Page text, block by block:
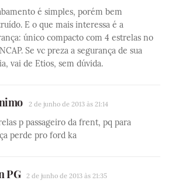
é simples, porém bem
E o que mais interessa é a
único compacto com 4 estrelas no
Se vc preza a segurança de sua
vai de Etios, sem dúvida.
2 de junho de 2013 às 21:14
p passageiro da frent, pq para
perde pro ford ka
PG 2 de junho de 2013 às 21:35